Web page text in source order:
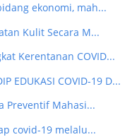
ekonomi, mah...
Kulit Secara M...
Kerentanan COVID...
EDUKASI COVID-19 D...
Preventif Mahasi...
covid-19 melalu...